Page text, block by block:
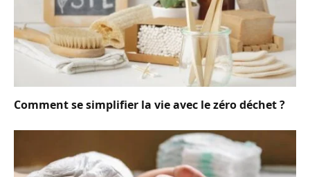
Comment se simplifier la vie avec le zéro déchet ?